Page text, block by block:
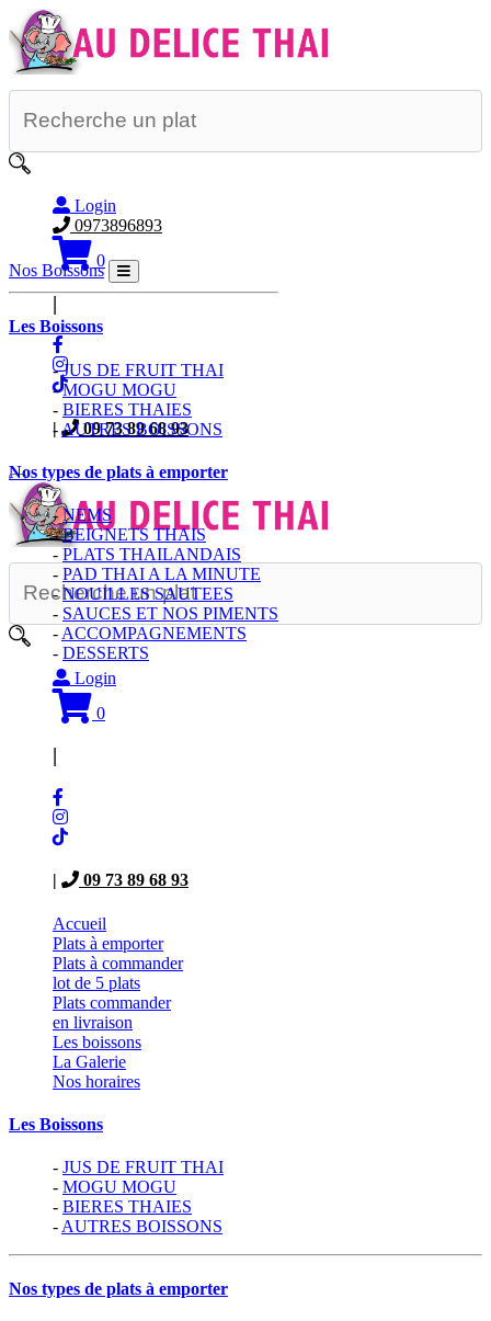
Login
0973896893
0
|
| 09 73 89 68 93
Login
0
|
| 09 73 89 68 93
Accueil
Plats à emporter
Plats à commander
lot de 5 plats
Plats commander
en livraison
Les boissons
La Galerie
Nos horaires
Les Boissons
- JUS DE FRUIT THAI
- MOGU MOGU
- BIERES THAIES
- AUTRES BOISSONS
Nos types de plats à emporter
Nos Boissons
Les Boissons
-JUS DE FRUIT THAI
-MOGU MOGU
- BIERES THAIES
-AUTRES BOISSONS
Nos types de plats à emporter
-NEMS
-BEIGNETS THAIS
- PLATS THAILANDAIS
- PAD THAI A LA MINUTE
-NOUILLES SAUTEES
- SAUCES ET NOS PIMENTS
- ACCOMPAGNEMENTS
- DESSERTS